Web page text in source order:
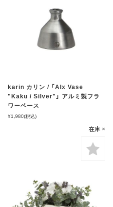
karin カリン / 「Alx Vase
"Kaku / Silver"」 アルミ製フラ
ワーベース
¥1,980(税込)
在庫 ×